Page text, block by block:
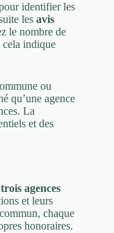
identifier les
les avis
le nombre de
cela indique
ou
qu’une agence
La
et des
agences
et leurs
chaque
honoraires.